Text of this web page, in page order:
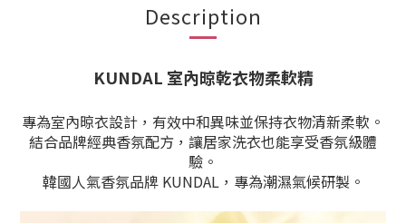
Description
KUNDAL 室內晾乾衣物柔軟精
專為室內晾衣設計， 有效中和異味並保持衣物清新柔軟。
結合品牌經典香氛配方，讓居家洗衣也能享受香氛級體
驗。
韓國人氣香氛品牌 KUNDAL，專為潮濕氣候研製。